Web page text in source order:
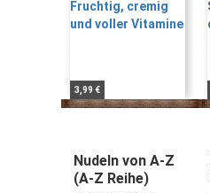
3,99 €
Nudeln von A-Z
(A-Z Reihe)